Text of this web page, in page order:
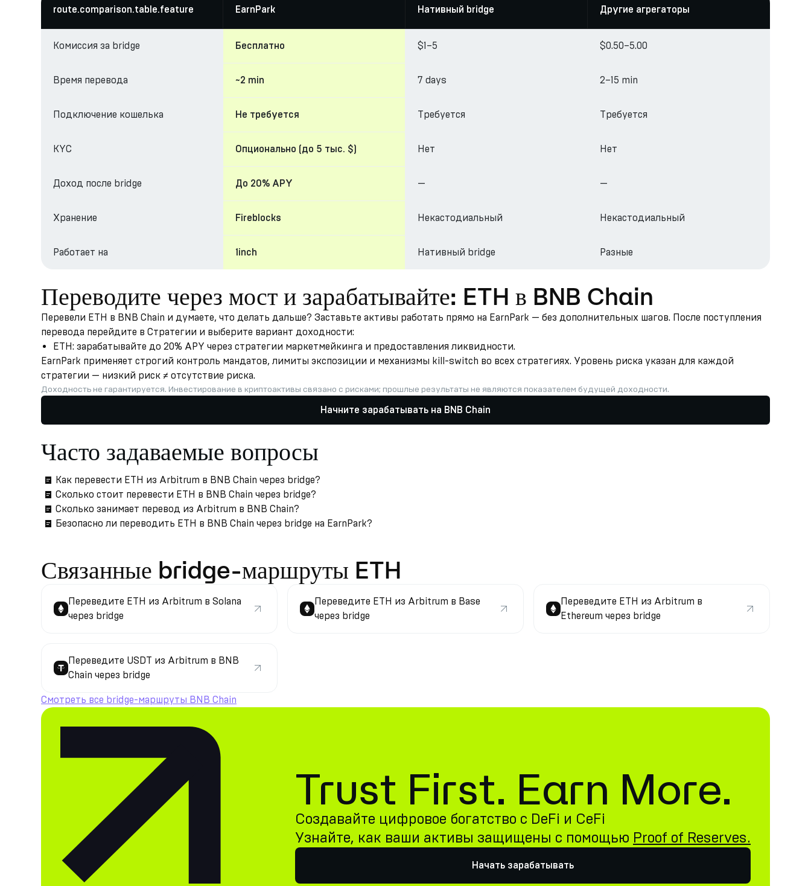
route.comparison.table.feature EarnPark Нативный bridge Другие агрегаторы
Комиссия за bridge Бесплатно $1–5 $0.50–5.00
Время перевода ~2 min 7 days 2–15 min
Подключение кошелька Не требуется Требуется Требуется
KYC Опционально (до 5 тыс. $) Нет Нет
Доход после bridge До 20% APY — —
Хранение Fireblocks Некастодиальный Некастодиальный
Работает на 1inch Нативный bridge Разные
Переводите через мост и зарабатывайте: ETH в BNB Chain
Перевели ETH в BNB Chain и думаете, что делать дальше? Заставьте активы работать прямо на EarnPark — без дополнительных шагов. После поступления
перевода перейдите в Стратегии и выберите вариант доходности:
ETH: зарабатывайте до 20% APY через стратегии маркетмейкинга и предоставления ликвидности.
EarnPark применяет строгий контроль мандатов, лимиты экспозиции и механизмы kill-switch во всех стратегиях. Уровень риска указан для каждой
стратегии — низкий риск ≠ отсутствие риска.
Доходность не гарантируется. Инвестирование в криптоактивы связано с рисками; прошлые результаты не являются показателем будущей доходности.
Начните зарабатывать на BNB Chain
Часто задаваемые вопросы
Как перевести ETH из Arbitrum в BNB Chain через bridge?
Сколько стоит перевести ETH в BNB Chain через bridge?
Сколько занимает перевод из Arbitrum в BNB Chain?
Безопасно ли переводить ETH в BNB Chain через bridge на EarnPark?
Связанные bridge-маршруты ETH
Переведите ETH из Arbitrum в Solana
через bridge
Переведите ETH из Arbitrum в Base
через bridge
Переведите ETH из Arbitrum в
Ethereum через bridge
Переведите USDT из Arbitrum в BNB
Chain через bridge
Смотреть все bridge-маршруты BNB Chain
Trust First. Earn More.
Создавайте цифровое богатство с DeFi и CeFi
Узнайте, как ваши активы защищены с помощью Proof of Reserves.
Начать зарабатывать